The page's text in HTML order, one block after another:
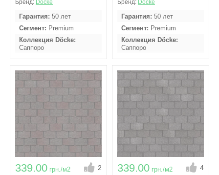
Бренд: Döcke
Гарантия 50 лет
Сегмент
Premium
Коллекция Döcke
Саппоро
В упаковке м2 2,4
Кол - во гонтов в
упаковке
16
Бренд: Döcke
Гарантия 50 лет
Сегмент
Premium
Коллекция Döcke
Саппоро
В упаковке м2 2,4
Кол - во гонтов в
упаковке
16
339.00 грн./м2 2 339.00 грн./м2 4